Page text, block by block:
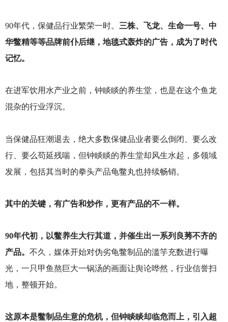
90年代，保健品行业繁荣一时。 三株、飞龙、生命一号、中
华鳖精等等品牌前仆后继，地毯式轰炸的广告，成为了时代
记忆。
在进军饮用水产业之前，钟睒睒的养生堂，也是在这个鱼龙
混杂的行业浮沉。
当保健品狂潮退去，绝大多数保健品业者要么倒闭、要么改
行、要么苟延残喘，但钟睒睒的养生堂却风生水起，多领域
发展，包括其当时的拳头产品龟鳖丸也持续畅销。
其中的关键，有广告和炒作，更有产品的不一样。
90年代初，以鳖养生大行其道，并催生出一系列良莠不齐的
产品。 不久，媒体开始对伪劣龟鳖制品的滥竽充数进行曝
光，一只甲鱼熬巨大一锅汤的画面让舆论哗然，行业信誉扫
地，整顿开始。
这原本是鳖制品生意的危机，但钟睒睒却临危而上，引入超